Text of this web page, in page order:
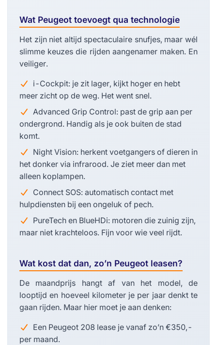
Wat Peugeot toevoegt qua technologie
Het zijn niet altijd spectaculaire snufjes, maar wél
slimme keuzes die rijden aangenamer maken. En
veiliger.
i-Cockpit: je zit lager, kijkt hoger en hebt
meer zicht op de weg. Het went snel.
Advanced Grip Control: past de grip aan per
ondergrond. Handig als je ook buiten de stad
komt.
Night Vision: herkent voetgangers of dieren in
het donker via infrarood. Je ziet meer dan met
alleen koplampen.
Connect SOS: automatisch contact met
hulpdiensten bij een ongeluk of pech.
PureTech en BlueHDi: motoren die zuinig zijn,
maar niet krachteloos. Fijn voor wie veel rijdt.
Wat kost dat dan, zo’n Peugeot leasen?
De maandprijs hangt af van het model, de
looptijd en hoeveel kilometer je per jaar denkt te
gaan rijden. Maar hier moet je aan denken:
Een Peugeot 208 lease je vanaf zo’n €350,-
per maand.